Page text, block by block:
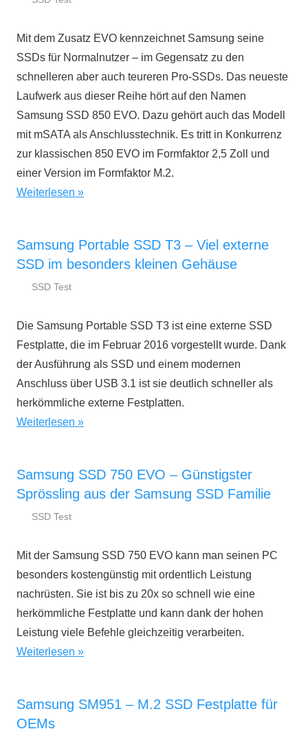
Oktober
ratgeber.de
Mit dem Zusatz EVO kennzeichnet Samsung seine
SSDs für Normalnutzer – im Gegensatz zu den
schnelleren aber auch teureren Pro-SSDs. Das neueste
Laufwerk aus dieser Reihe hört auf den Namen
Samsung SSD 850 EVO. Dazu gehört auch das Modell
mit mSATA als Anschlusstechnik. Es tritt in Konkurrenz
zur klassischen 850 EVO im Formfaktor 2,5 Zoll und
einer Version im Formfaktor M.2.
Weiterlesen
Samsung Portable SSD T3 – Viel externe
SSD im besonders kleinen Gehäuse
Mai
ratgeber.de
SSD Test
Die Samsung Portable SSD T3 ist eine externe SSD
Festplatte, die im Februar 2016 vorgestellt wurde. Dank
der Ausführung als SSD und einem modernen
Anschluss über USB 3.1 ist sie deutlich schneller als
herkömmliche externe Festplatten.
Weiterlesen
Samsung SSD 750 EVO – Günstigster
Sprössling aus der Samsung SSD Familie
Mai
ratgeber.de
SSD Test
Mit der Samsung SSD 750 EVO kann man seinen PC
besonders kostengünstig mit ordentlich Leistung
nachrüsten. Sie ist bis zu 20x so schnell wie eine
herkömmliche Festplatte und kann dank der hohen
Leistung viele Befehle gleichzeitig verarbeiten.
Weiterlesen
Samsung SM951 – M.2 SSD Festplatte für
OEMs